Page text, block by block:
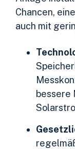
Chancen,
auch mit
bessere